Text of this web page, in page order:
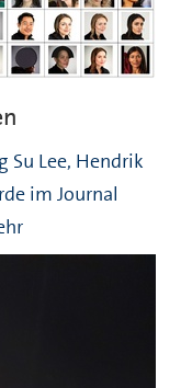
Su Lee, Hendrik
im Journal